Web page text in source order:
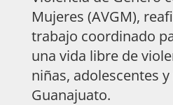
Mujeres (AVGM),
trabajo coordinado
una vida libre de
niñas, adolescentes
Guanajuato.